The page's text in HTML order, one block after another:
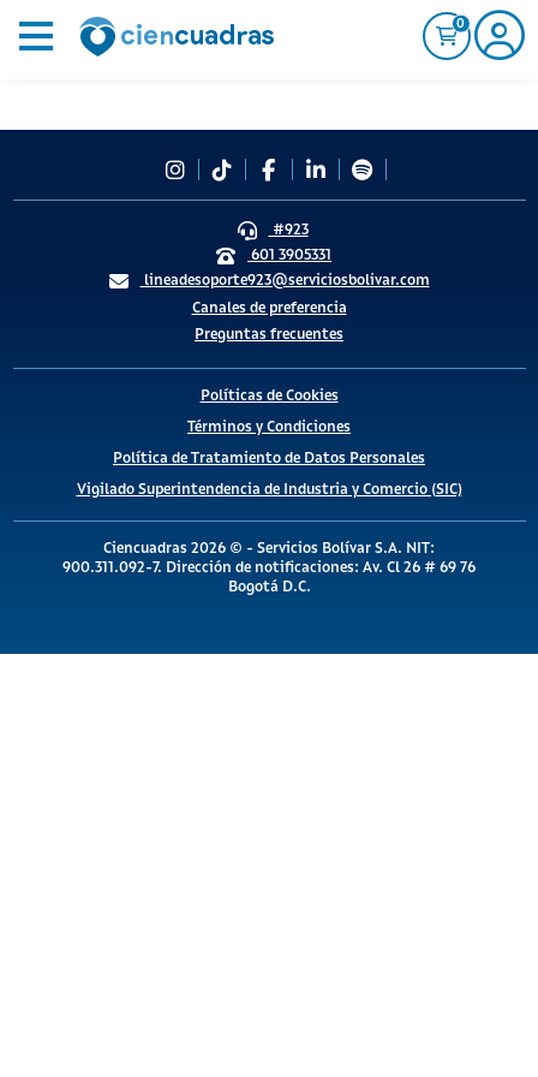
0
#923
601 3905331
lineadesoporte923@serviciosbolivar.com
Canales de preferencia
Preguntas frecuentes
Políticas de Cookies
Términos y Condiciones
Política de Tratamiento de Datos Personales
Vigilado Superintendencia de Industria y Comercio (SIC)
Ciencuadras 2026 © - Servicios Bolívar S.A. NIT:
900.311.092-7. Dirección de notificaciones: Av. Cl 26 # 69 76
Bogotá D.C.